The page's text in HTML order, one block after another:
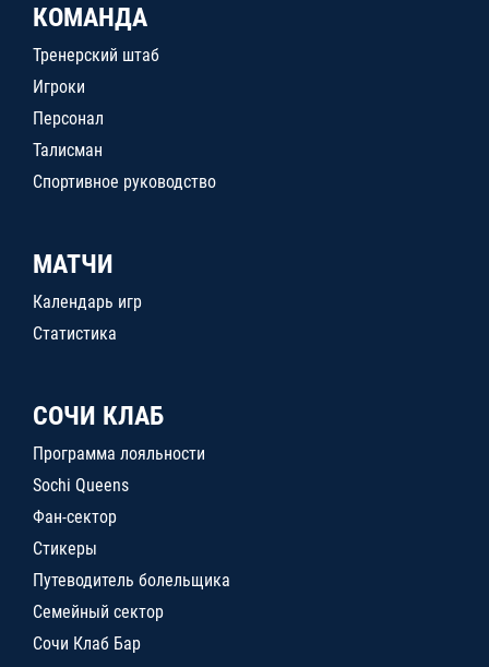
КОМАНДА
Тренерский штаб
Игроки
Персонал
Талисман
Спортивное руководство
МАТЧИ
Календарь игр
Статистика
СОЧИ КЛАБ
Программа лояльности
Sochi Queens
Фан-сектор
Стикеры
Путеводитель болельщика
Семейный сектор
Сочи Клаб Бар